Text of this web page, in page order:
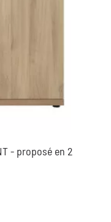
- proposé en 2